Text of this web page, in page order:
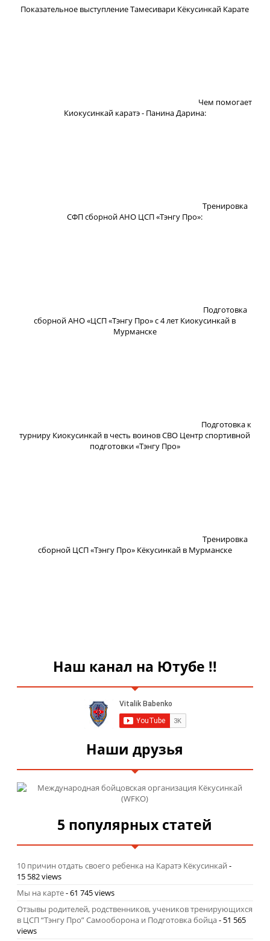
Показательное выступление Тамесивари Кёкусинкай Карате
Чем помогает
Киокусинкай каратэ - Панина Дарина:
Тренировка
СФП сборной АНО ЦСП «Тэнгу Про»:
Подготовка
сборной АНО «ЦСП «Тэнгу Про» с 4 лет Киокусинкай в
Мурманске
Подготовка к
турниру Киокусинкай в честь воинов СВО Центр спортивной
подготовки «Тэнгу Про»
Тренировка
сборной ЦСП «Тэнгу Про» Кёкусинкай в Мурманске
Наш канал на Ютубе !!
Наши друзья
5 популярных статей
10 причин отдать своего ребенка на Каратэ Кёкусинкай -
15 582 views
Мы на карте- 61 745 views
Отзывы родителей, родственников, учеников тренирующихся
в ЦСП “Тэнгу Про” Самооборона и Подготовка бойца- 51 565
views